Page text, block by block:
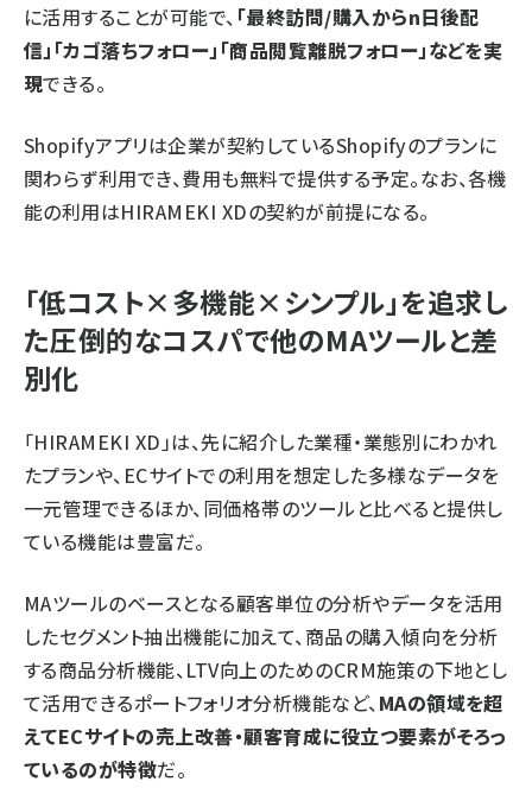
に活用することが可能で、 「最終訪問/購入からn日後配
信」「カゴ落ちフォロー」「商品閲覧離脱フォロー」などを実
現できる。
Shopifyアプリは企業が契約しているShopifyのプランに
関わらず利用でき、費用も無料で提供する予定。なお、各機
能の利用はHIRAMEKI XDの契約が前提になる。
「低コスト×多機能×シンプル」を追求し
た圧倒的なコスパで他のMAツールと差
別化
「HIRAMEKI XD」は、先に紹介した業種・業態別にわかれ
たプランや、ECサイトでの利用を想定した多様なデータを
一元管理できるほか、同価格帯のツールと比べると提供し
ている機能は豊富だ。
MAツールのベースとなる顧客単位の分析やデータを活用
したセグメント抽出機能に加えて、商品の購入傾向を分析
する商品分析機能、LTV向上のためのCRM施策の下地とし
て活用できるポートフォリオ分析機能など、MAの領域を超
えてECサイトの売上改善・顧客育成に役立つ要素がそろっ
ているのが特徴だ。